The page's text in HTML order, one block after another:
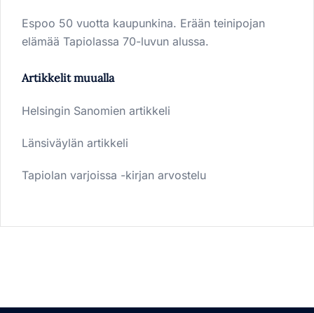
Espoo 50 vuotta kaupunkina. Erään teinipojan
elämää Tapiolassa 70-luvun alussa.
Artikkelit muualla
Helsingin Sanomien artikkeli
Länsiväylän artikkeli
Tapiolan varjoissa -kirjan arvostelu